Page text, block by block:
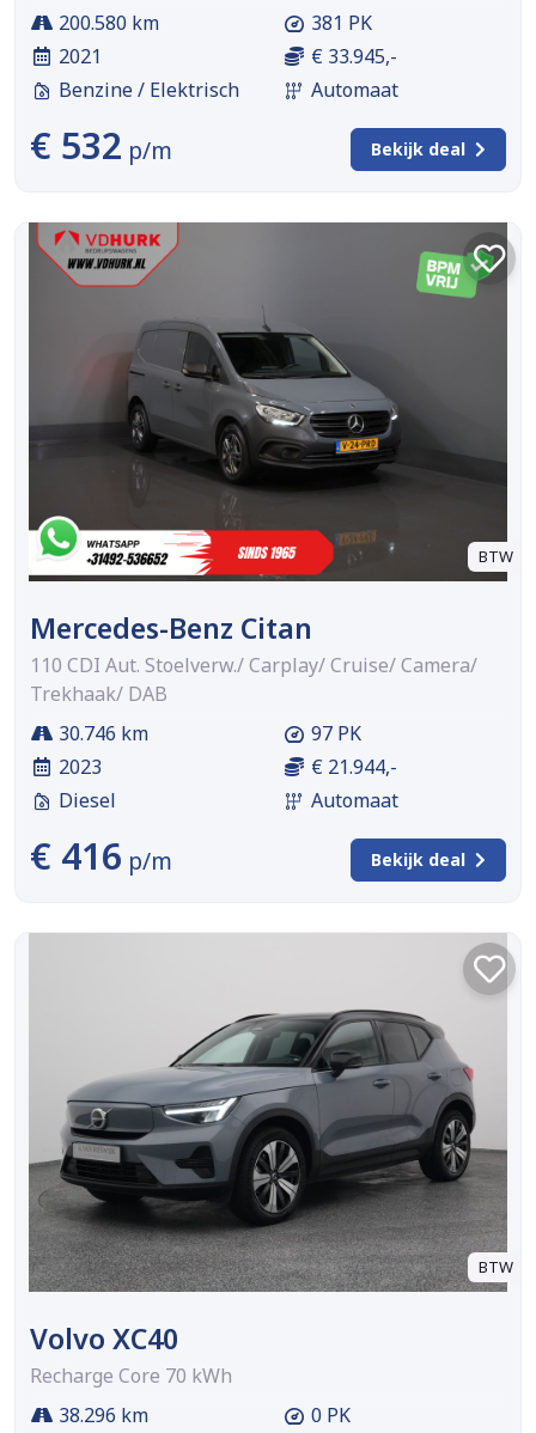
200.580 km
2021
Benzine / Elektrisch
381 PK
€ 33.945,-
Automaat
€ 532 p/m Bekijk deal
BTW
Mercedes-Benz Citan
110 CDI Aut. Stoelverw./ Carplay/ Cruise/ Camera/
Trekhaak/ DAB
30.746 km
2023
Diesel
97 PK
€ 21.944,-
Automaat
€ 416 p/m Bekijk deal
BTW
Volvo XC40
Recharge Core 70 kWh
38.296 km
0 PK